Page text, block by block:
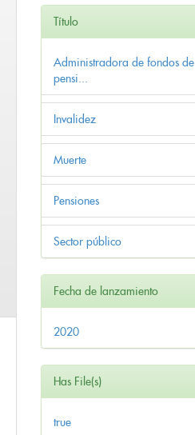
Título
Administradora de fondos de
pensi...
Invalidez
Muerte
Pensiones
Sector público
Fecha de lanzamiento
2020
Has File(s)
true